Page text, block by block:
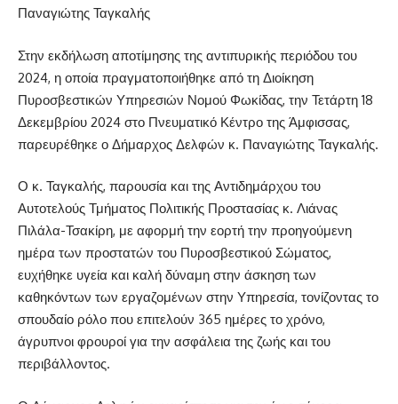
Παναγιώτης Ταγκαλής
Στην εκδήλωση αποτίμησης της αντιπυρικής περιόδου του
2024, η οποία πραγματοποιήθηκε από τη Διοίκηση
Πυροσβεστικών Υπηρεσιών Νομού Φωκίδας, την Τετάρτη 18
Δεκεμβρίου 2024 στο Πνευματικό Κέντρο της Άμφισσας,
παρευρέθηκε ο Δήμαρχος Δελφών κ. Παναγιώτης Ταγκαλής.
Ο κ. Ταγκαλής, παρουσία και της Αντιδημάρχου του
Αυτοτελούς Τμήματος Πολιτικής Προστασίας κ. Λιάνας
Πιλάλα-Τσακίρη, με αφορμή την εορτή την προηγούμενη
ημέρα των προστατών του Πυροσβεστικού Σώματος,
ευχήθηκε υγεία και καλή δύναμη στην άσκηση των
καθηκόντων των εργαζομένων στην Υπηρεσία, τονίζοντας το
σπουδαίο ρόλο που επιτελούν 365 ημέρες το χρόνο,
άγρυπνοι φρουροί για την ασφάλεια της ζωής και του
περιβάλλοντος.